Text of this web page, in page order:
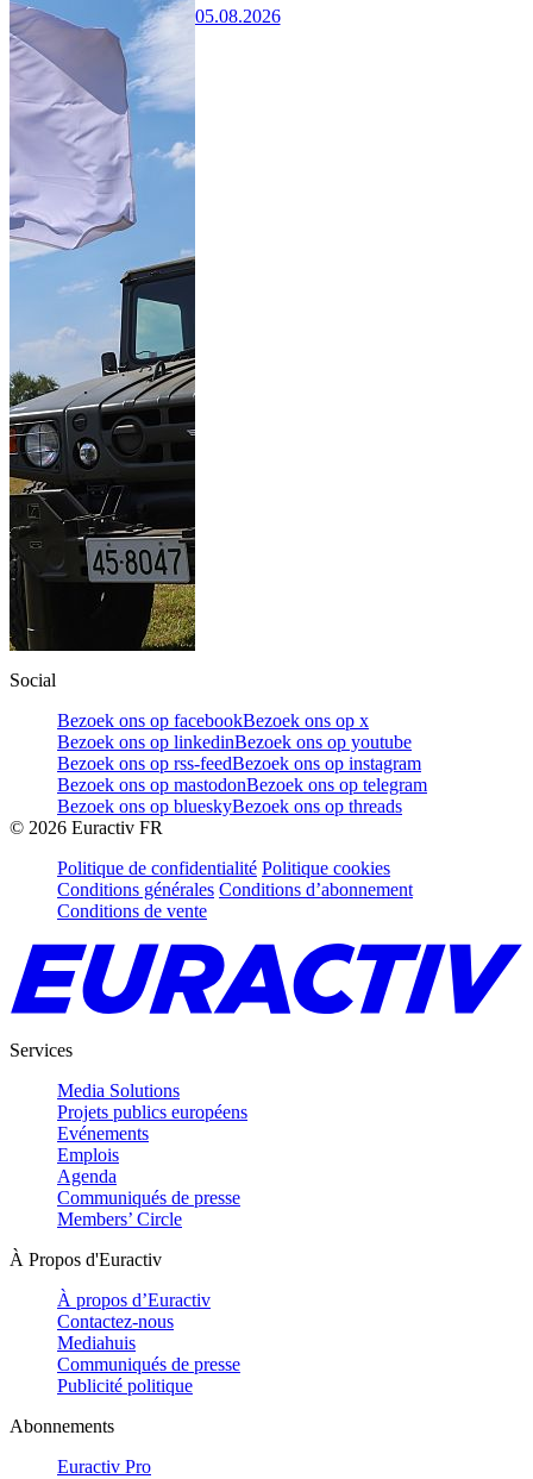
05.08.2026
Social
Bezoek ons op facebookBezoek ons op x
Bezoek ons op linkedinBezoek ons op youtube
Bezoek ons op rss-feedBezoek ons op instagram
Bezoek ons op mastodonBezoek ons op telegram
Bezoek ons op blueskyBezoek ons op threads
© 2026 Euractiv FR
Politique de confidentialité Politique cookies
Conditions générales Conditions d’abonnement
Conditions de vente
Services
Media Solutions
Projets publics européens
Evénements
Emplois
Agenda
Communiqués de presse
Members’ Circle
À Propos d'Euractiv
À propos d’Euractiv
Contactez-nous
Mediahuis
Communiqués de presse
Publicité politique
Abonnements
Euractiv Pro